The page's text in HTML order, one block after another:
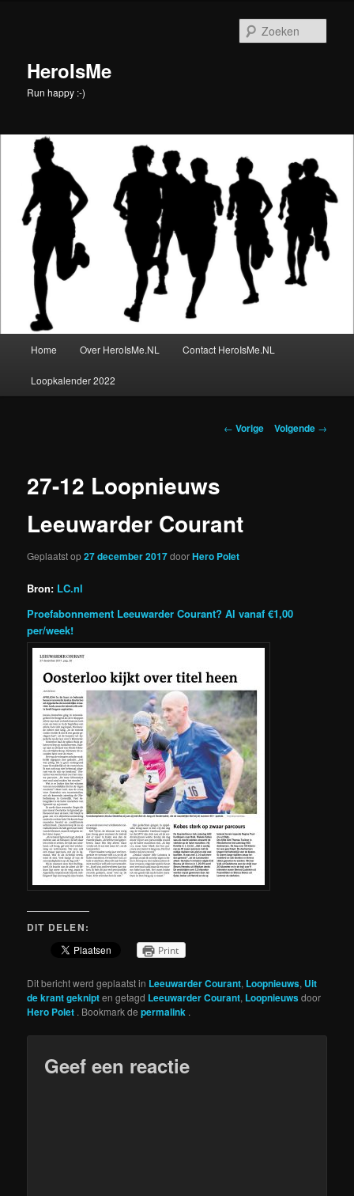
inhoudHeroIsMe
Run happy :-)
Home Over HeroIsMe.NL Contact HeroIsMe.NL
Loopkalender 2022
Berichtnavigatie
← Vorige Volgende →
27-12 Loopnieuws
Leeuwarder Courant
Geplaatst op27 december 2017doorHero Polet
Bron: LC.nl
Proefabonnement Leeuwarder Courant? Al vanaf €1,00
per/week!
DIT DELEN:
Print
Dit bericht werd geplaatst in Leeuwarder Courant, Loopnieuws, Uit
de krant geknipten getagd Leeuwarder Courant, Loopnieuwsdoor
Hero Polet . Bookmark depermalink .
Geef een reactie